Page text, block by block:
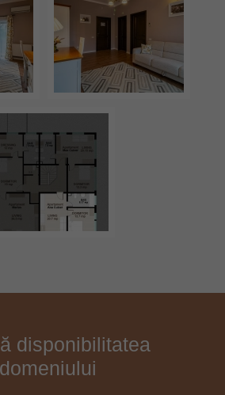
disponibilitatea
domeniului